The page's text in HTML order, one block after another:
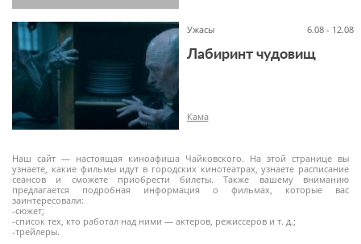
Наш сайт — настоящая киноафиша Чайковского. На этой странице вы
узнаете, какие фильмы идут в городских кинотеатрах, узнаете расписание
сеансов и сможете приобрести билеты. Также вашему вниманию
предлагается подробная информация о фильмах, которые вас
заинтересовали:
-сюжет;
-список тех, кто работал над ними — актеров, режиссеров и т. д.;
-трейлеры.
Ужасы 6.08 - 12.08
Лабиринт чудовищ
Кама